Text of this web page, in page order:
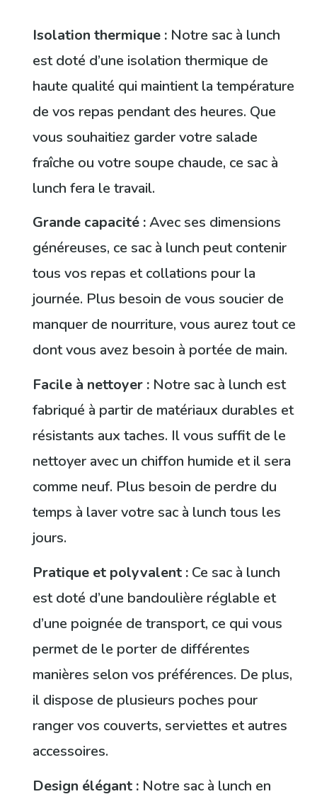
Isolation thermique : Notre sac à lunch
est doté d’une isolation thermique de
haute qualité qui maintient la température
de vos repas pendant des heures. Que
vous souhaitiez garder votre salade
fraîche ou votre soupe chaude, ce sac à
lunch fera le travail.
Grande capacité :Avec ses dimensions
généreuses, ce sac à lunch peut contenir
tous vos repas et collations pour la
journée. Plus besoin de vous soucier de
manquer de nourriture, vous aurez tout ce
dont vous avez besoin à portée de main.
Facile à nettoyer : Notre sac à lunch est
fabriqué à partir de matériaux durables et
résistants aux taches. Il vous suffit de le
nettoyer avec un chiffon humide et il sera
comme neuf. Plus besoin de perdre du
temps à laver votre sac à lunch tous les
jours.
Pratique et polyvalent : Ce sac à lunch
est doté d’une bandoulière réglable et
d’une poignée de transport, ce qui vous
permet de le porter de différentes
manières selon vos préférences. De plus,
il dispose de plusieurs poches pour
ranger vos couverts, serviettes et autres
accessoires.
Design élégant : Notre sac à lunch en